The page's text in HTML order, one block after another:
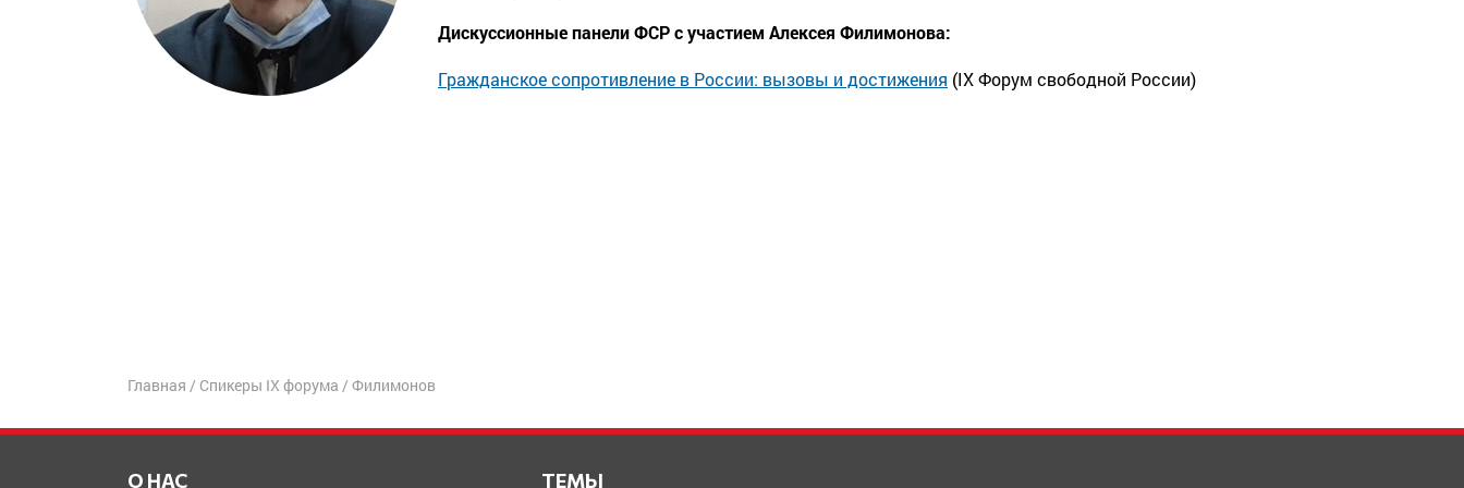
Дискуссионные панели ФСР с участием Алексея Филимонова:
Гражданское сопротивление в России: вызовы и достижения (IX Форум свободной России)
Главная / Спикеры IX форума / Филимонов
О НАС ТЕМЫ